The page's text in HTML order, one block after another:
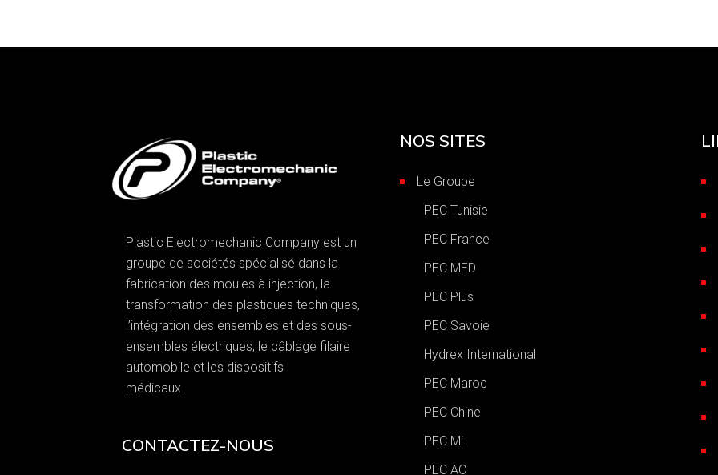
Plastic Electromechanic Company est un
groupe de sociétés spécialisé dans la
fabrication des moules à injection, la
transformation des plastiques techniques,
l’intégration des ensembles et des sous-
ensembles électriques, le câblage filaire
automobile et les dispositifs
médicaux.
CONTACTEZ-NOUS
NOS SITES
Le Groupe
PEC Tunisie
PEC France
PEC MED
PEC Plus
PEC Savoie
Hydrex International
PEC Maroc
PEC Chine
PEC Mi
PEC AC